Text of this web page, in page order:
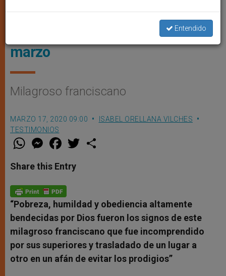
San Salvador De Horta © Facebook/@santoralelsantodecadadia
San Salvador de Horta, 18 de
marzo
Milagroso franciscano
MARZO 17, 2020 09:00
ISABEL ORELLANA VILCHES
TESTIMONIOS
W
t
s
p
p
M
e
s
e
g
e
r
F
a
e
b
o
k
w
Share this Entry
“Pobreza, humildad y obediencia altamente
bendecidas por Dios fueron los signos de este
milagroso franciscano que fue incomprendido
por sus superiores y trasladado de un lugar a
otro en un afán de evitar los prodigios”
Entendido